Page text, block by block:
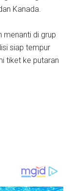
Kanada.
menanti di grup
siap tempur
tiket ke putaran